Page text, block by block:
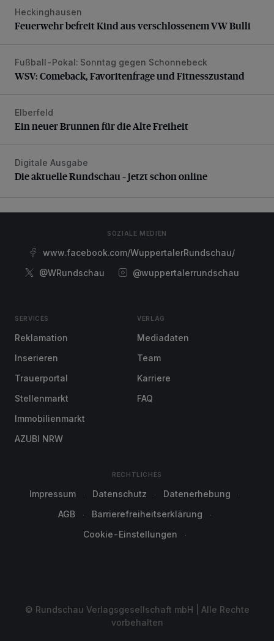
Feuerwehr befreit Kind aus verschlossenem VW Bulli
Heckinghausen
Feuerwehr befreit Kind aus verschlossenem VW Bulli
WSV: Comeback, Favoritenfrage und Fitnesszustand
Fußball-Pokal: Sonntag gegen Schonnebeck
WSV: Comeback, Favoritenfrage und Fitnesszustand
Ein neuer Brunnen für die Alte Freiheit
Elberfeld
Ein neuer Brunnen für die Alte Freiheit
Die aktuelle Rundschau – jetzt schon online
Digitale Ausgabe
Die aktuelle Rundschau – jetzt schon online
SOZIALE MEDIEN
www.facebook.com/WuppertalerRundschau/
@WRundschau
@wuppertalerrundschau
SERVICES
Reklamation
Inserieren
Trauerportal
Stellenmarkt
Immobilienmarkt
AZUBI NRW
VERLAG
Mediadaten
Team
Karriere
FAQ
RECHTLICHES
Impressum Datenschutz
Datenerhebung
AGB
Barrierefreiheitserklärung
Cookie-Einstellungen
© Rundschau Verlagsgesellschaft mbH | Alle Rechte
vorbehalten